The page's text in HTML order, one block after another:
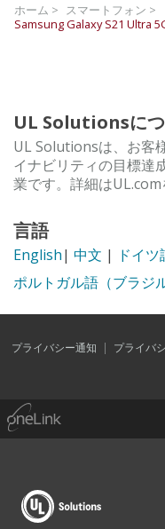
ホーム >
スマートフォン >
Samsung Galaxy S21 Ultra
UL Solutionsに
UL Solutionsは、お客
イナビリティの目標達
業です。詳細はUL.com
言語
English| 中文 | ドイツ
ポルトガル語（ブラジル
プライバシー通知 | プライバ